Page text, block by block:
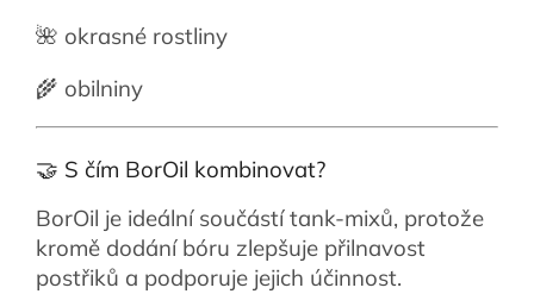
🌺 okrasné rostliny
🌾 obilniny
🤝 S čím BorOil kombinovat?
BorOil je ideální součástí tank-mixů, protože
kromě dodání bóru zlepšuje přilnavost
postřiků a podporuje jejich účinnost.